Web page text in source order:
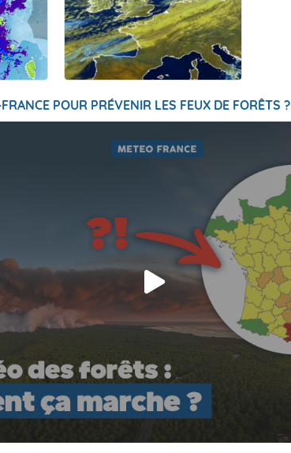
POUR PRÉVENIR LES FEUX DE FORÊTS ?